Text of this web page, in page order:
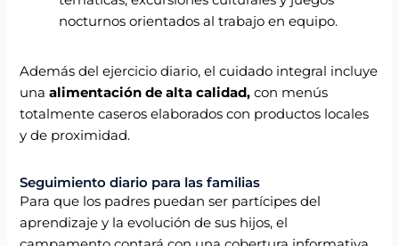
nocturnos orientados al trabajo en equipo.
Además del ejercicio diario, el cuidado integral incluye
unaalimentación de alta calidad, con menús
totalmente caseros elaborados con productos locales
y de proximidad.
Seguimiento diario para las familias
Para que los padres puedan ser partícipes del
aprendizaje y la evolución de sus hijos, el